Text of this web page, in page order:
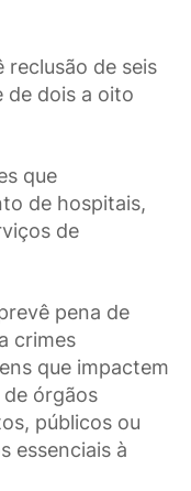
reclusão de seis
de dois a oito
que
de hospitais,
de
pena de
crimes
que impactem
órgãos
públicos ou
essenciais à